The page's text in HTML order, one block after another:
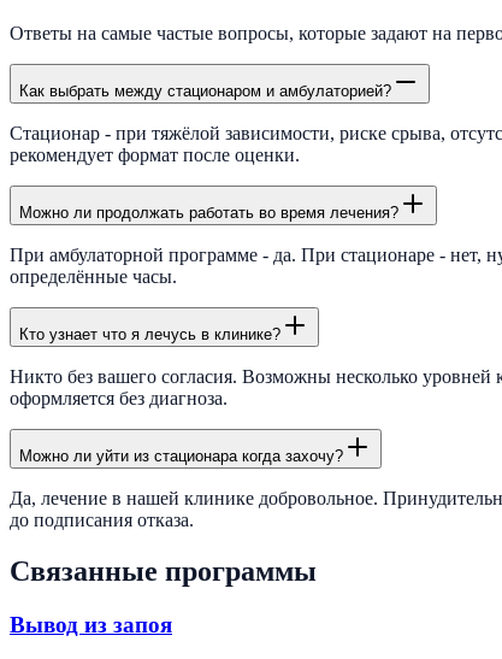
Ответы на самые частые вопросы, которые задают на
Как выбрать между стационаром и амбулаторией?
Стационар - при тяжёлой зависимости, риске срыва,
рекомендует формат после оценки.
Можно ли продолжать работать во время лечения?
При амбулаторной программе - да. При стационаре - нет,
определённые часы.
Кто узнает что я лечусь в клинике?
Никто без вашего согласия. Возможны несколько
оформляется без диагноза.
Можно ли уйти из стационара когда захочу?
Да, лечение в нашей клинике добровольное.
до подписания отказа.
Связанные программы
Вывод из запоя